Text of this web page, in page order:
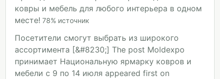
ковры и мебель для любого интерьера в одном
месте! 78% источник
Посетители смогут выбрать из широкого
ассортимента [&#8230;] The post Moldexpo
принимает Национальную ярмарку ковров и
мебели с 9 по 14 июля appeared first on